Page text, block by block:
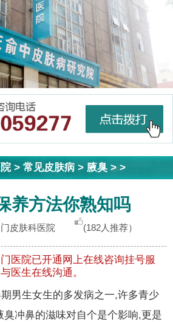
>常见皮肤病 > 腋臭 > >
养方法你熟知吗
皮肤科医院 (182人推荐）
医院已开通网上在线咨询挂号服
医生在线沟通。
生女生的多发病之一,许多青少
冲鼻的滋味对自个是个影响,更是